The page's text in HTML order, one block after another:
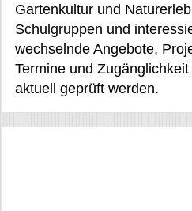
Gartenkultur und
Schulgruppen und
wechselnde Angebote,
Termine und
aktuell geprüft werden.